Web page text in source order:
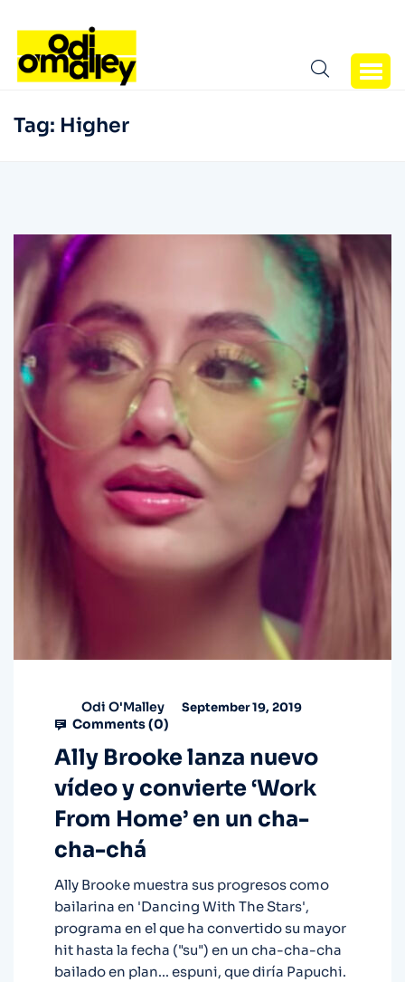
Tag: Higher
Odi O'Malley September 19, 2019
Comments (0)
Ally Brooke lanza nuevo
vídeo y convierte ‘Work
From Home’ en un cha-
cha-chá
Ally Brooke muestra sus progresos como
bailarina en 'Dancing With The Stars',
programa en el que ha convertido su mayor
hit hasta la fecha ("su") en un cha-cha-cha
bailado en plan... espuni, que diría Papuchi.